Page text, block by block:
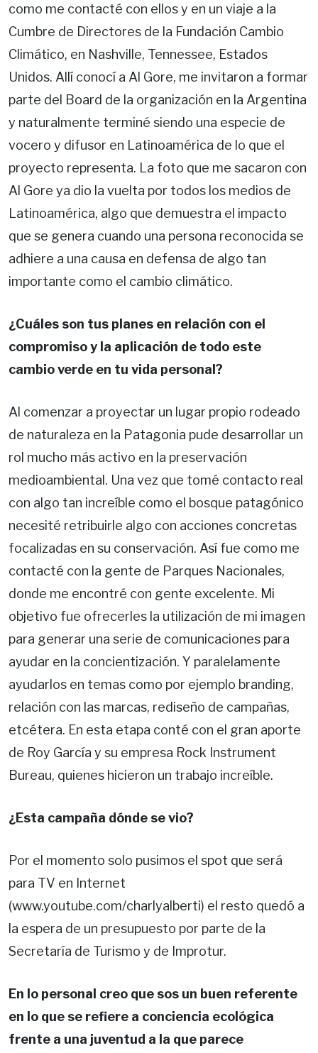
como me contacté con ellos y en un viaje a la
Cumbre de Directores de la Fundación Cambio
Climático, en Nashville, Tennessee, Estados
Unidos. Allí conocí a Al Gore, me invitaron a formar
parte del Board de la organización en la Argentina
y naturalmente terminé siendo una especie de
vocero y difusor en Latinoamérica de lo que el
proyecto representa. La foto que me sacaron con
Al Gore ya dio la vuelta por todos los medios de
Latinoamérica, algo que demuestra el impacto
que se genera cuando una persona reconocida se
adhiere a una causa en defensa de algo tan
importante como el cambio climático.
¿Cuáles son tus planes en relación con el
compromiso y la aplicación de todo este
cambio verde en tu vida personal?
Al comenzar a proyectar un lugar propio rodeado
de naturaleza en la Patagonia pude desarrollar un
rol mucho más activo en la preservación
medioambiental. Una vez que tomé contacto real
con algo tan increíble como el bosque patagónico
necesité retribuirle algo con acciones concretas
focalizadas en su conservación. Así fue como me
contacté con la gente de Parques Nacionales,
donde me encontré con gente excelente. Mi
objetivo fue ofrecerles la utilización de mi imagen
para generar una serie de comunicaciones para
ayudar en la concientización. Y paralelamente
ayudarlos en temas como por ejemplo branding,
relación con las marcas, rediseño de campañas,
etcétera. En esta etapa conté con el gran aporte
de Roy García y su empresa Rock Instrument
Bureau, quienes hicieron un trabajo increíble.
¿Esta campaña dónde se vio?
Por el momento solo pusimos el spot que será
para TV en Internet
(www.youtube.com/charlyalberti) el resto quedó a
la espera de un presupuesto por parte de la
Secretaría de Turismo y de Improtur.
En lo personal creo que sos un buen referente
en lo que se refiere a conciencia ecológica
frente a una juventud a la que parece